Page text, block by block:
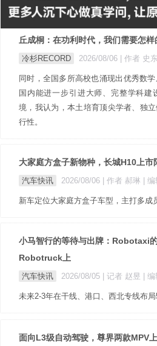
丘成桐：在功利时代，我们需要怎样
冷杉RECORD 2026/08/06 | 作者 史
同时，全国多所高校也涌现出优秀数
国内能进一步引进大师、完整学科建
境，我认为，本土培育顶尖学者、独
行性。
大家庭方盒子新物种，长城H10上
汽车快讯 2026/08/06 | 作者 郝琳 |
新车定位大家庭方盒子车型，主打多成
小马智行的等待与出牌：Robotaxi
Robotruck上
汽车快讯 2026/08/05 | 记者 赵昱 |
未来2-3年在干线、港口、西北专线布
面向L3级自动驾驶，尊界两款MPV